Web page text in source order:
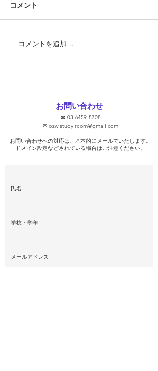
勝負の夏
コメント
コメントを追加…
お問い合わせ
☎ 03-6459-8708
✉ ozw.study.room@gmail.com
お問い合わせへの対応は、基本的にメールでいたします。
​ドメイン設定などされている場合はご注意ください。